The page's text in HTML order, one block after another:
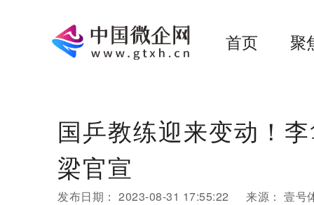
首页 聚
国乒教练迎来变动！
梁官宣
发布日期： 2023-08-31 17:55:22 来源： 壹号